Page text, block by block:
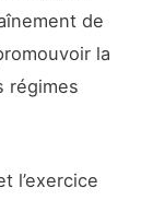
de
la
régimes
l’exercice